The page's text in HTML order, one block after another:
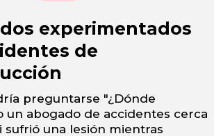
experimentados
de
preguntarse "¿Dónde
un abogado de accidentes cerca
sufrió una lesión mientras